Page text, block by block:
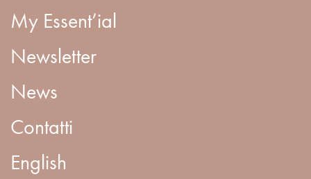
My Essent’ial
Newsletter
News
Contatti
English